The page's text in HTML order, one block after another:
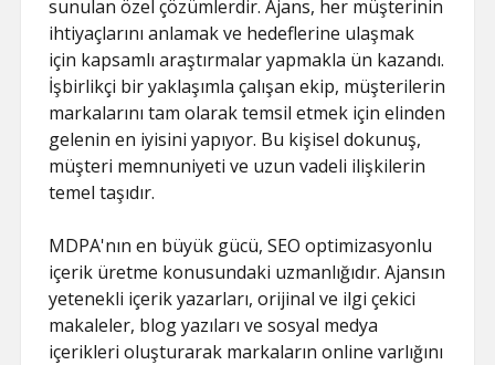
sunulan özel çözümlerdir. Ajans, her müşterinin
ihtiyaçlarını anlamak ve hedeflerine ulaşmak
için kapsamlı araştırmalar yapmakla ün kazandı.
İşbirlikçi bir yaklaşımla çalışan ekip, müşterilerin
markalarını tam olarak temsil etmek için elinden
gelenin en iyisini yapıyor. Bu kişisel dokunuş,
müşteri memnuniyeti ve uzun vadeli ilişkilerin
temel taşıdır.
MDPA'nın en büyük gücü, SEO optimizasyonlu
içerik üretme konusundaki uzmanlığıdır. Ajansın
yetenekli içerik yazarları, orijinal ve ilgi çekici
makaleler, blog yazıları ve sosyal medya
içerikleri oluşturarak markaların online varlığını